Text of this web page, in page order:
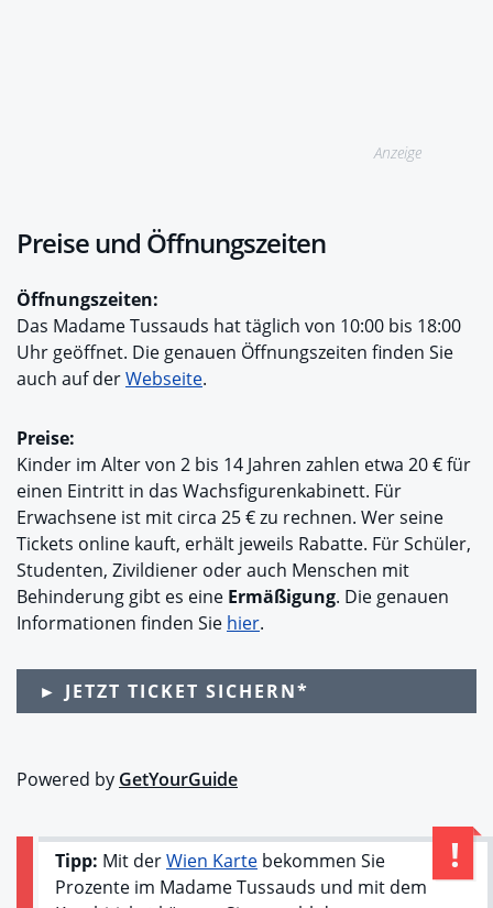
Anzeige
Preise und Öffnungszeiten
Öffnungszeiten:
Das Madame Tussauds hat täglich von 10:00 bis 18:00
Uhr geöffnet. Die genauen Öffnungszeiten finden Sie
auch auf derWebseite.
Preise:
Kinder im Alter von 2 bis 14 Jahren zahlen etwa 20 € für
einen Eintritt in das Wachsfigurenkabinett. Für
Erwachsene ist mit circa 25 € zu rechnen. Wer seine
Tickets online kauft, erhält jeweils Rabatte. Für Schüler,
Studenten, Zivildiener oder auch Menschen mit
Behinderung gibt es eine Ermäßigung. Die genauen
Informationen finden Sie hier.
► JETZT TICKET SICHERN*
Powered by GetYourGuide
Tipp: Mit derWien Karte bekommen Sie
Prozente im Madame Tussauds und mit dem